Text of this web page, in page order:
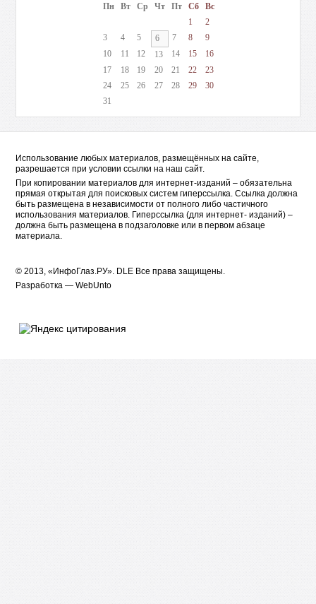
Пн
Вт Ср Чт Пт Сб
Вс
1
2
3
4 5 6 7 8
9
10
11 12 13 14 15
16
17
18 19 20 21 22
23
24
25 26 27 28 29
30
31
Использование любых материалов, размещённых на сайте,
разрешается при условии ссылки на наш сайт.
При копировании материалов для интернет-изданий – обязательна
прямая открытая для поисковых систем гиперссылка. Ссылка должна
быть размещена в независимости от полного либо частичного
использования материалов. Гиперссылка (для интернет- изданий) –
должна быть размещена в подзаголовке или в первом абзаце
материала.
© 2013, «ИнфоГлаз.РУ». DLE Все права защищены.
Разработка —WebUnto